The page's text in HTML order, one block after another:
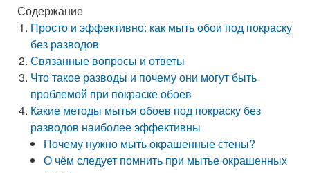
Содержание
Просто и эффективно: как мыть обои под покраску
без разводов
Связанные вопросы и ответы
Что такое разводы и почему они могут быть
проблемой при покраске обоев
Какие методы мытья обоев под покраску без
разводов наиболее эффективны
Почему нужно мыть окрашенные стены?
О чём следует помнить при мытье окрашенных